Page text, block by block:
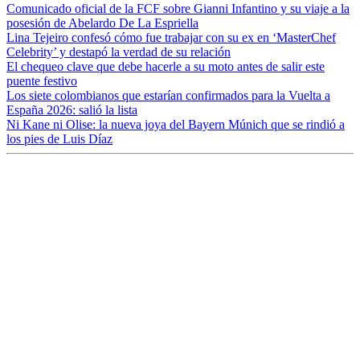
Comunicado oficial de la FCF sobre Gianni Infantino y su viaje a la
posesión de Abelardo De La Espriella
Lina Tejeiro confesó cómo fue trabajar con su ex en ‘MasterChef
Celebrity’ y destapó la verdad de su relación
El chequeo clave que debe hacerle a su moto antes de salir este
puente festivo
Los siete colombianos que estarían confirmados para la Vuelta a
España 2026: salió la lista
Ni Kane ni Olise: la nueva joya del Bayern Múnich que se rindió a
los pies de Luis Díaz